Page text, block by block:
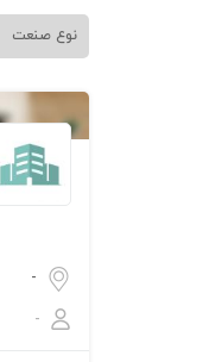
نوع صنعت
-
-